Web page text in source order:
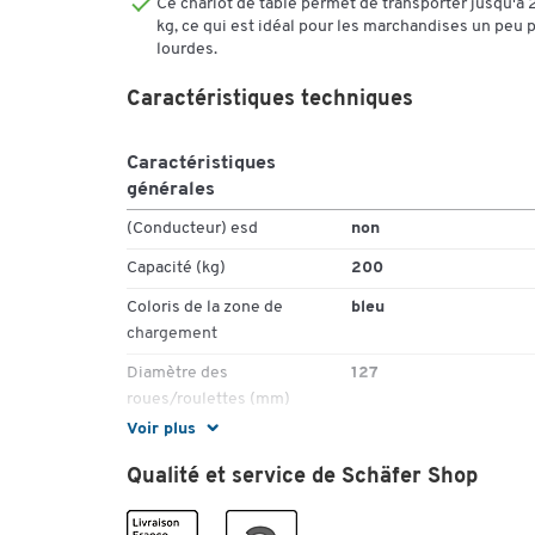
Ce chariot de table permet de transporter jusqu'à
kg, ce qui est idéal pour les marchandises un peu
lourdes.
Voir plus
Caractéristiques techniques
Caractéristiques
générales
(Conducteur) esd non
Capacité (kg) 200
Coloris de la zone de
chargement
bleu
Diamètre des
roues/roulettes (mm)
127
Hauteur de la poignée (mm)
Hauteur extérieure (mm) 890
Hauteur plateaux (mm)
Qualité et service de Schäfer Shop